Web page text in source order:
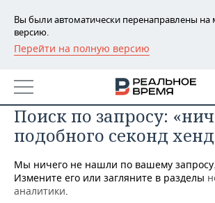
Вы были автоматически перенаправлены
версию.
Перейти на полную версию
РЕГИОНЫ
БАШКОРТОСТАН
ТАТАРСТАН
УДМУРТИЯ
НОВОСТИ
АНАЛИТИКА
НОВОСТИ АНАЛИТИКИ
ДЕКЛАРАЦИИ О ДОХОДАХ
ЭКОНОМИКА
НОВОСТИ ЭКОНОМИКИ
ПРОМЫШЛЕННОСТЬ
Поиск по запросу:
подобного секонд
Мы ничего не нашли по вашему запросу.
Измените его или загляните в разделы
аналитики.